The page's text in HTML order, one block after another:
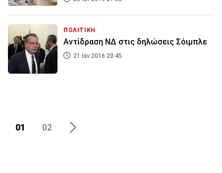
ΠΟΛΙΤΙΚΗ
Αντίδραση ΝΔ στις δηλώσεις Σόιμπλε
21 Ιαν 2016 20:45
01 02